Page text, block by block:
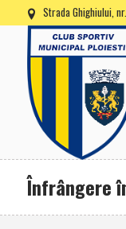
Strada Ghighiului,
Înfrângere